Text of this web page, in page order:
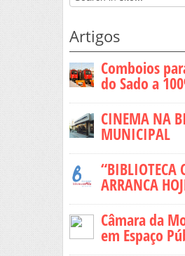
Artigos
Comboios
do Sado a
CINEMA NA
MUNICIPAL
“BIBLIOTECA
ARRANCA
Câmara da
em Espaço